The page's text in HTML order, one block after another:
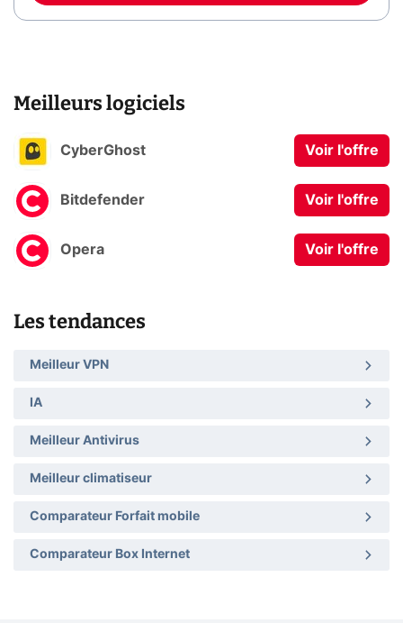
Meilleurs logiciels
CyberGhost Voir l'offre
Bitdefender Voir l'offre
Opera Voir l'offre
Les tendances
Meilleur VPN
IA
Meilleur Antivirus
Meilleur climatiseur
Comparateur Forfait mobile
Comparateur Box Internet